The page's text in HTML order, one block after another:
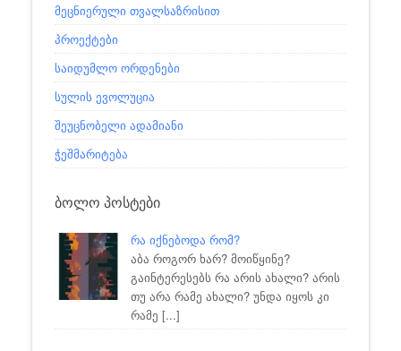
მეცნიერული თვალსაზრისით
პროექტები
საიდუმლო ორდენები
სულის ევოლუცია
შეუცნობელი ადამიანი
ჭეშმარიტება
ᲑᲝᲚᲝ ᲞᲝᲡᲢᲔᲑᲘ
რა იქნებოდა რომ?
აბა როგორ ხარ? მოიწყინე?
გაინტერესებს რა არის ახალი? არის
თუ არა რამე ახალი? უნდა იყოს კი
რამე [...]